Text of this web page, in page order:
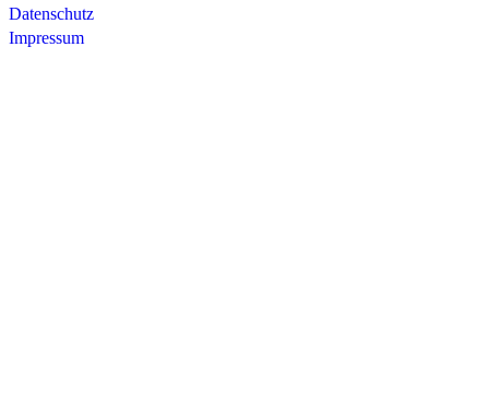
Datenschutz
Impressum